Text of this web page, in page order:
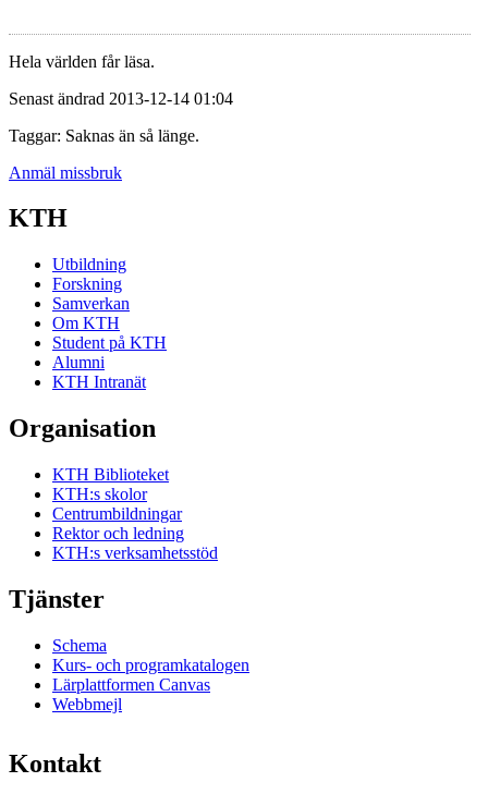
Hela världen får läsa.
Senast ändrad 2013-12-14 01:04
Taggar: Saknas än så länge.
Anmäl missbruk
KTH
Utbildning
Forskning
Samverkan
Om KTH
Student på KTH
Alumni
KTH Intranät
Organisation
KTH Biblioteket
KTH:s skolor
Centrumbildningar
Rektor och ledning
KTH:s verksamhetsstöd
Tjänster
Schema
Kurs- och programkatalogen
Lärplattformen Canvas
Webbmejl
Kontakt